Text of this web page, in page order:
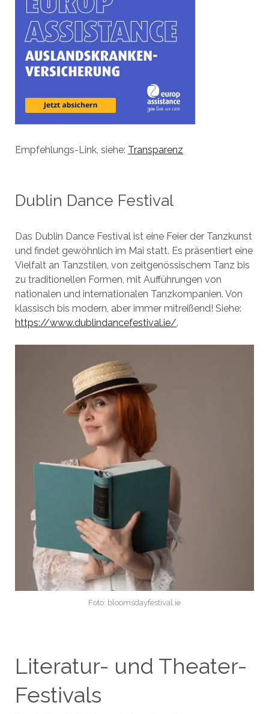
Empfehlungs-Link, siehe: Transparenz
Dublin Dance Festival
Das Dublin Dance Festival ist eine Feier der Tanzkunst
und findet gewöhnlich im Mai statt. Es präsentiert eine
Vielfalt an Tanzstilen, von zeitgenössischem Tanz bis
zu traditionellen Formen, mit Aufführungen von
nationalen und internationalen Tanzkompanien. Von
klassisch bis modern, aber immer mitreißend! Siehe:
https://www.dublindancefestival.ie/.
Foto: bloomsdayfestival.ie
Literatur- und Theater-
Festivals